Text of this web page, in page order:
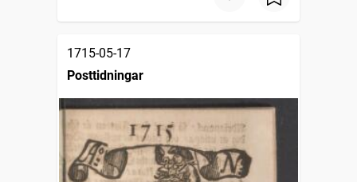
1715-05-17
Posttidningar